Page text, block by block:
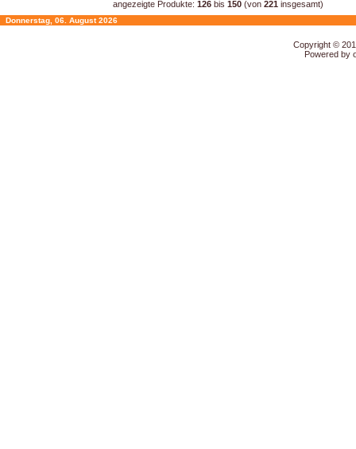
angezeigte Produkte: 126 bis 150 (von 221 insgesamt)
Donnerstag, 06. August 2026
Copyright ©
Powered by